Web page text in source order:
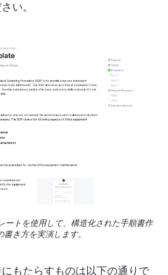
い。
ートを使用して、構造化された手順書作
書き方を実演します。
もたらすものは以下の通りで